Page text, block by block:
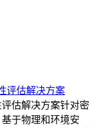
评估解决方案
估解决方案针对密
于物理和环境安